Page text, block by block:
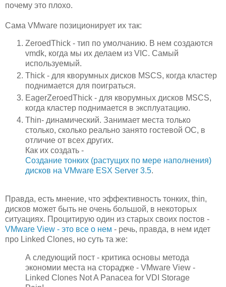
почему это плохо.
Сама VMware позиционирует их так:
ZeroedThick - тип по умолчанию. В нем создаются
vmdk, когда мы их делаем из VIC. Самый
используемый.
Thick - для кворумных дисков MSCS, когда кластер
поднимается для поиграться.
EagerZeroedThick - для кворумных дисков MSCS,
когда кластер поднимается в эксплуатацию.
Thin- динамический. Занимает места только
столько, сколько реально занято гостевой ОС, в
отличие от всех других.
Как их создать -
Создание тонких (растущих по мере наполнения)
дисков на VMware ESX Server 3.5.
Правда, есть мнение, что эффективность тонких, thin,
дисков может быть не очень большой, в некоторых
ситуациях. Процитирую один из старых своих постов -
VMware View - это все о нем - речь, правда, в нем идет
про Linked Clones, но суть та же:
А следующий пост - критика основы метода
экономии места на сторадже - VMware View -
Linked Clones Not A Panacea for VDI Storage